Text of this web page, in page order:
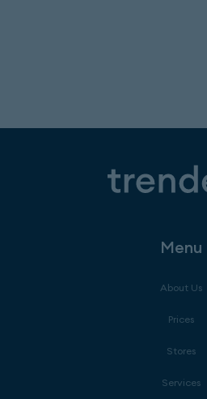
Menu
About Us
Prices
Stores
Services